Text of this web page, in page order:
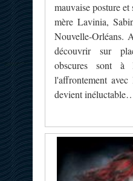
mauvaise posture et
mère Lavinia,
Nouvelle-Orléans.
découvrir sur
obscures sont à
l'affrontement
devient